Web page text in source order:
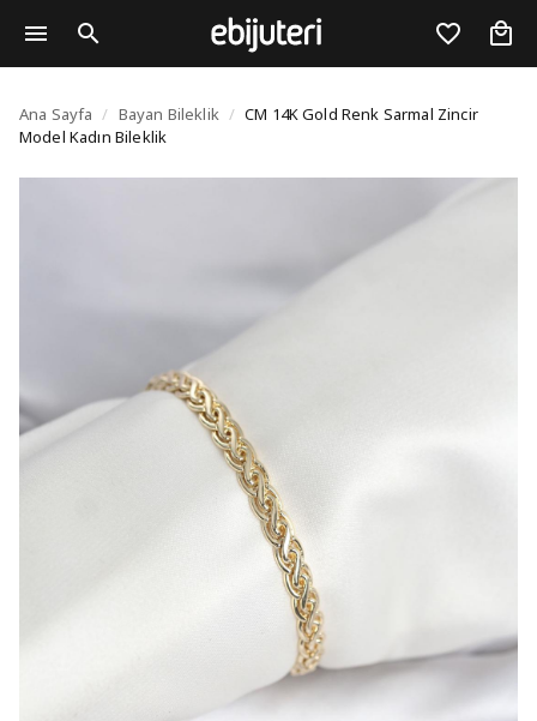
CM 14K Gold Renk
Ana Sayfa / Bayan Bileklik / CM 14K Gold Renk Sarmal Zincir
Model Kadın Bileklik